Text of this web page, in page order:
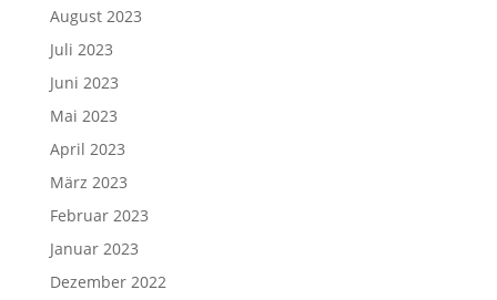
August 2023
Juli 2023
Juni 2023
Mai 2023
April 2023
März 2023
Februar 2023
Januar 2023
Dezember 2022